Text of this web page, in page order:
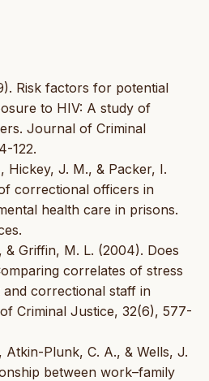
Risk factors for potential
to HIV: A study of
Journal of Criminal
122.
Hickey, J. M., & Packer, I.
correctional officers in
health care in prisons.
& Griffin, M. L. (2004). Does
correlates of stress
correctional staff in
Criminal Justice, 32(6), 577-
Atkin-Plunk, C. A., & Wells, J.
between work–family